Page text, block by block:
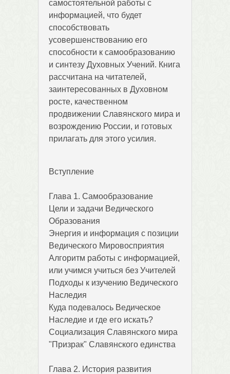
самостоятельной работы с
информацией, что будет
способствовать
усовершенствованию его
способности к самообразованию
и синтезу Духовных Учений. Книга
рассчитана на читателей,
заинтересованных в Духовном
росте, качественном
продвижении Славянского мира и
возрождению России, и готовых
прилагать для этого усилия.
Вступление
Глава 1. Самообразование
Цели и задачи Ведического
Образования
Энергия и информация с позиции
Ведического Мировосприятия
Алгоритм работы с информацией,
или учимся учиться без Учителей
Подходы к изучению Ведического
Наследия
Куда подевалось Ведическое
Наследие и где его искать?
Социализация Славянского мира
"Призрак" Славянского единства
Глава 2. История развития